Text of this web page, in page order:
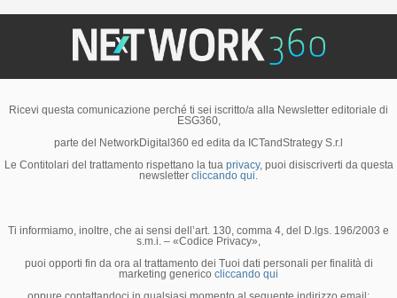
Ricevi questa comunicazione perché ti sei iscritto/a alla Newsletter editoriale di
ESG360,
parte del NetworkDigital360 ed edita da ICTandStrategy S.r.l
Le Contitolari del trattamento rispettano la tua privacy, puoi disiscriverti da questa
newsletter cliccando qui.
Ti informiamo, inoltre, che ai sensi dell’art. 130, comma 4, del D.lgs. 196/2003 e
s.m.i. – «Codice Privacy»,
puoi opporti fin da ora al trattamento dei Tuoi dati personali per finalità di
marketing generico cliccando qui